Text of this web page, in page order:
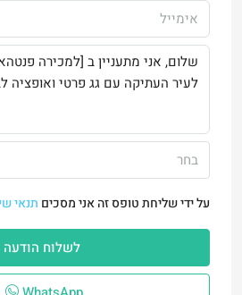
בחר
על ידי שליחת טופס זה אני מסכים תנאי
לשלוח הודעה